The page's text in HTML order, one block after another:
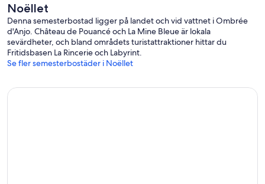
Noëllet
Denna semesterbostad ligger på landet och vid vattnet i Ombrée
d'Anjo. Château de Pouancé och La Mine Bleue är lokala
sevärdheter, och bland områdets turistattraktioner hittar du
Fritidsbasen La Rincerie och Labyrint.
Se fler semesterbostäder i Noëllet